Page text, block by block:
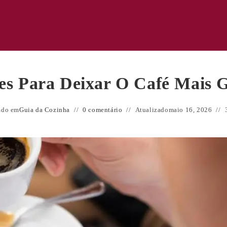
Para Deixar O Café Mais
emGuia da Cozinha 0 comentário Atualizadomaio 16, 2026